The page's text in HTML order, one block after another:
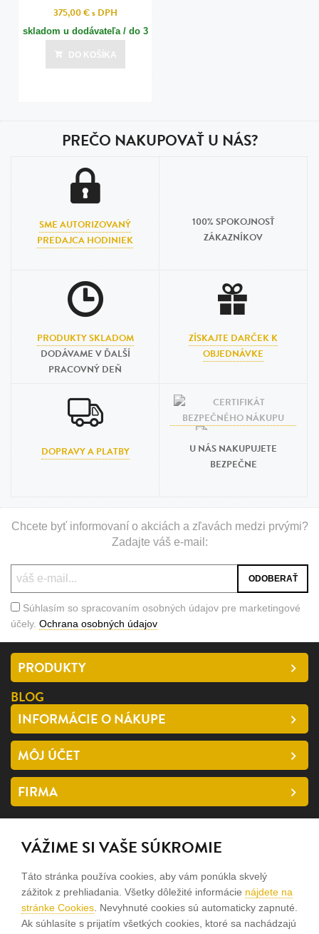
375,00 €s DPH
skladom u dodávateľa / do 3
dní
Posledná aktualizácia dnes o 00:00
DO KOŠÍKA
PREČO NAKUPOVAŤ U NÁS?
SME AUTORIZOVANÝ
PREDAJCA HODINIEK
100% SPOKOJNOSŤ
ZÁKAZNÍKOV
PRODUKTY SKLADOM
DODÁVAME V ĎALŠÍ
PRACOVNÝ DEŇ
ZÍSKAJTE DARČEK K
OBJEDNÁVKE
DOPRAVY A PLATBY
U NÁS NAKUPUJETE
BEZPEČNE
Chcete byť informovaní o akciách a zľavách medzi prvými?
Zadajte váš e-mail:
Súhlasím so spracovaním osobných údajov pre marketingové
účely. Ochrana osobných údajov
PRODUKTY
BLOG
INFORMÁCIE O NÁKUPE
MÔJ ÚČET
FIRMA
SLEDUJTE NÁS
facebook
instagram
VÁŽIME SI VAŠE SÚKROMIE
Táto stránka používa cookies, aby vám ponúkla skvelý
zážitok z prehliadania. Všetky dôležité informácie nájdete na
stránke Cookies . Nevyhnuté cookies sú automaticky zapnuté.
Ak súhlasíte s prijatím všetkých cookies, ktoré sa nachádzajú